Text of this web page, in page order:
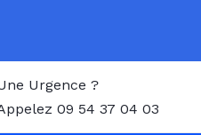
Urgence ?
09 54 37 04 03